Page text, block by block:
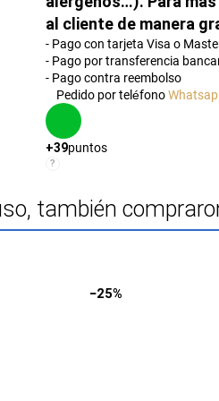
al cliente de manera
- Pago con tarjeta Visa o
- Pago por transferencia
- Pago contra reembolso
Pedido por teléfono
+39puntos
?
también
−25%
Por 24 H